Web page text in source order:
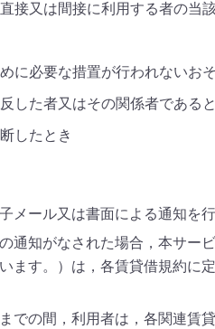
接又は間接に利用する者の当
に必要な措置が行われないお
した者又はその関係者である
したとき
ール又は書面による通知を
通知がなされた場合，本サー
ます。）は，各賃貸借規約
の間，利用者は，各関連賃